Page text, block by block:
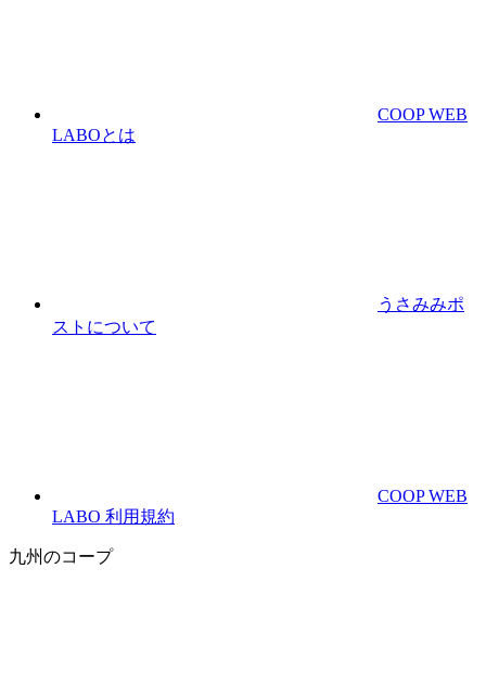
COOP WEB
LABOとは
うさみみポ
ストについて
COOP WEB
LABO 利用規約
九州のコープ